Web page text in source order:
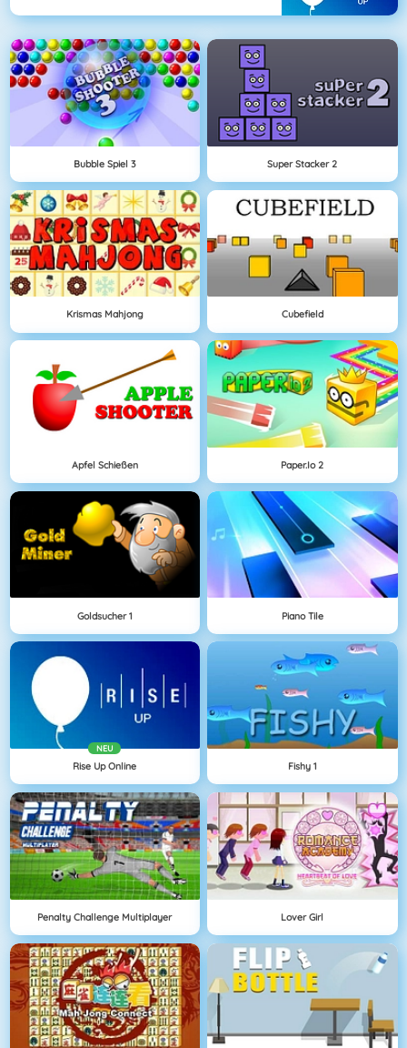
Bubble Spiel 3 Super Stacker 2
Krismas Mahjong Cubefield
Apfel Schießen Paper.io 2
Goldsucher 1 Piano Tile
NEU
Rise Up Online Fishy 1
Penalty Challenge Multiplayer Lover Girl